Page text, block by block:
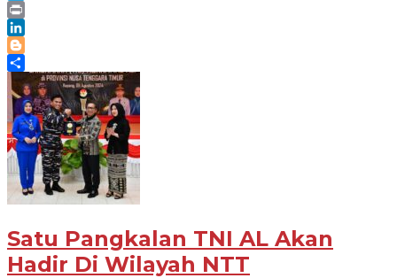
Telegram
Print
LinkedIn
Blogger
Share
Satu Pangkalan TNI AL Akan
Hadir Di Wilayah NTT